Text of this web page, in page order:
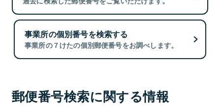
事業所の個別番号を検索する
事業所の７けたの個別郵便番号をお調べします。
郵便番号検索に関する情報